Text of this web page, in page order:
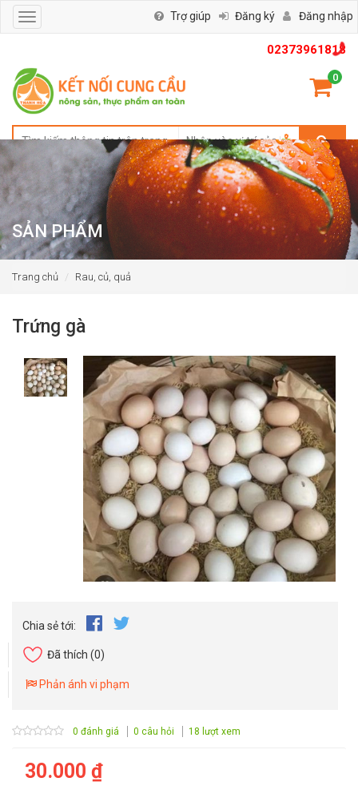
02373961818
0
Toggle
navigation
Trợ giúp Đăng ký Đăng nhập
SẢN PHẨM
Trang chủ Rau, củ, quả
Trứng gà
Chia sẻ tới:
Đã thích (0)
Phản ánh vi phạm
0 đánh giá 0 câu hỏi 18 lượt xem
30.000 ₫